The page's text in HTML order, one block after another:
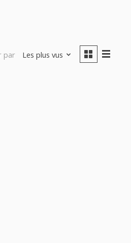
par Les plus vus